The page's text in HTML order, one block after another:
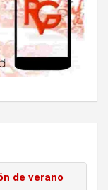
de verano